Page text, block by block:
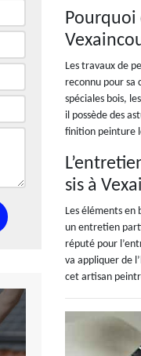
Pourquoi
Les travaux de
reconnu pour sa
spéciales bois,
il possède des
finition peinture
sis à
Les éléments en
un entretien
réputé pour
va appliquer de
cet artisan